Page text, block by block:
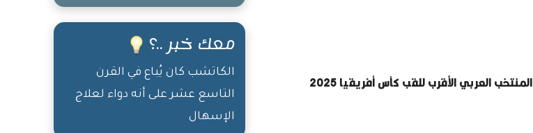
المنتخب العربي الأقرب للقب كأس أفريقيا 2025
معك خبر ..؟
الكاتشب كان يُباع في القرن
التاسع عشر على أنه دواء لعلاج
الإسهال